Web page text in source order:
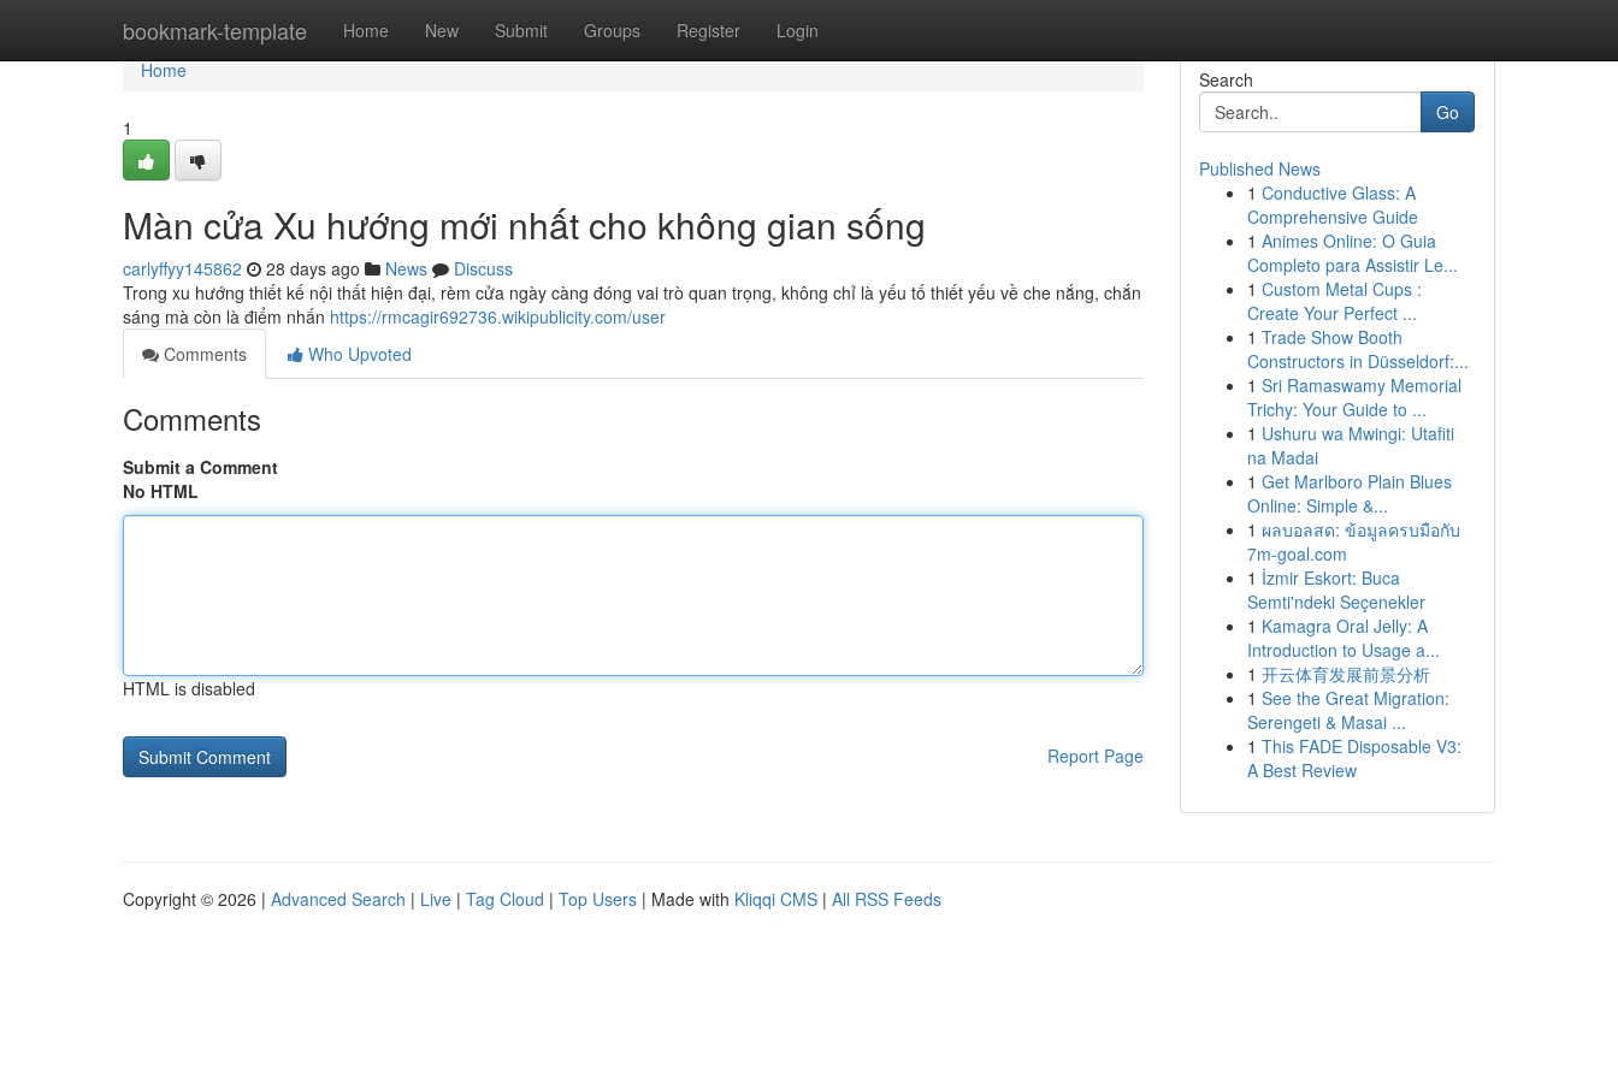
bookmark-template Home New Submit Groups Register Login
Home
Home
1
Màn cửa Xu hướng mới nhất cho không gian sống
carlyffyy145862 28 days ago News
Discuss
Trong xu hướng thiết kế nội thất hiện đại, rèm cửa ngày càng đóng vai trò quan trọng, không chỉ là yếu tố thiết yếu về che nắng, chắn
sáng mà còn là điểm nhấn https://rmcagir692736.wikipublicity.com/user
Comments
Who Upvoted
Comments
Submit a Comment
No HTML
HTML is disabled
Report Page
Search
Go
Published News
1 Conductive Glass: A
Comprehensive Guide
1 Animes Online: O Guia
Completo para Assistir Le...
1 Custom Metal Cups :
Create Your Perfect ...
1 Trade Show Booth
Constructors in Düsseldorf:...
1 Sri Ramaswamy Memorial
Trichy: Your Guide to ...
1 Ushuru wa Mwingi: Utafiti
na Madai
1 Get Marlboro Plain Blues
Online: Simple &...
1 ผลบอลสด: ข้อมูลครบมือกับ
7m-goal.com
1 İzmir Eskort: Buca
Semti'ndeki Seçenekler
1 Kamagra Oral Jelly: A
Introduction to Usage a...
1 开云体育发展前景分析
1 See the Great Migration:
Serengeti & Masai ...
1 This FADE Disposable V3:
A Best Review
Copyright © 2026 | Advanced Search | Live | Tag Cloud | Top Users | Made with Kliqqi CMS | All RSS Feeds